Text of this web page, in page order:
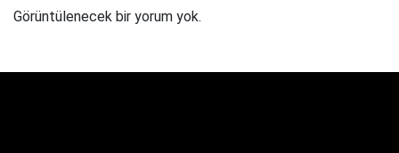
Görüntülenecek bir yorum yok.